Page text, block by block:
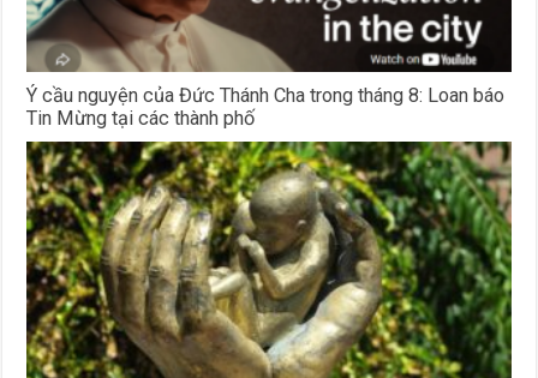
Ý cầu nguyện của Đức Thánh Cha trong tháng 8: Loan báo
Tin Mừng tại các thành phố